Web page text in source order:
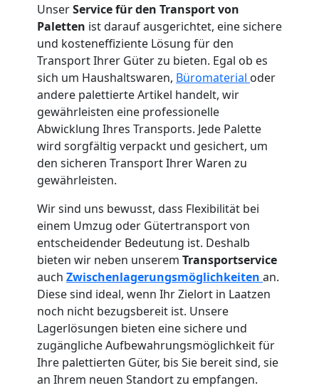
UnserService für den Transport von
Paletten ist darauf ausgerichtet, eine sichere
und kosteneffiziente Lösung für den
Transport Ihrer Güter zu bieten. Egal ob es
sich um Haushaltswaren, Büromaterial oder
andere palettierte Artikel handelt, wir
gewährleisten eine professionelle
Abwicklung Ihres Transports. Jede Palette
wird sorgfältig verpackt und gesichert, um
den sicheren Transport Ihrer Waren zu
gewährleisten.
Wir sind uns bewusst, dass Flexibilität bei
einem Umzug oder Gütertransport von
entscheidender Bedeutung ist. Deshalb
bieten wir neben unserem Transportservice
auch Zwischenlagerungsmöglichkeiten an.
Diese sind ideal, wenn Ihr Zielort in Laatzen
noch nicht bezugsbereit ist. Unsere
Lagerlösungen bieten eine sichere und
zugängliche Aufbewahrungsmöglichkeit für
Ihre palettierten Güter, bis Sie bereit sind, sie
an Ihrem neuen Standort zu empfangen.